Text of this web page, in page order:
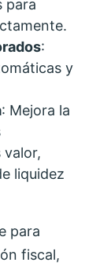
para
:
y
: Mejora la
liquidez
para
fiscal,